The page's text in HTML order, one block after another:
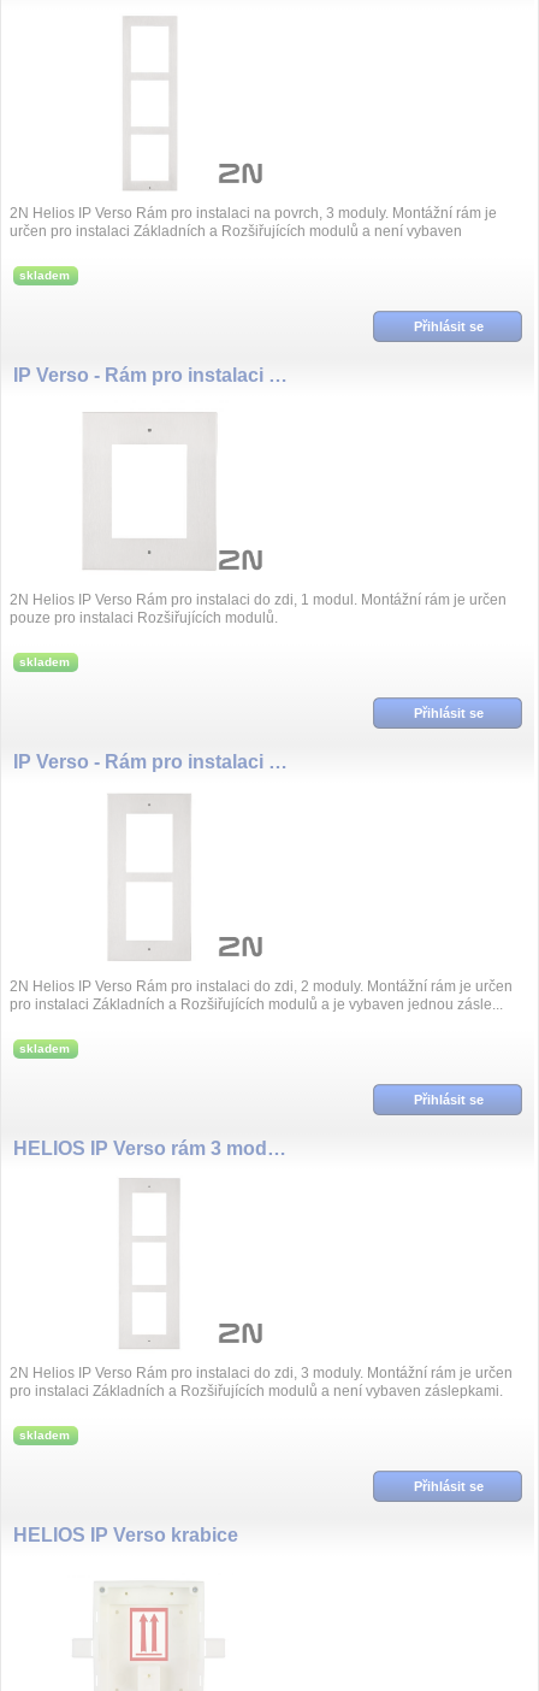
2N Helios IP Verso Rám pro instalaci na povrch, 3 moduly. Montážní rám je
určen pro instalaci Základních a Rozšiřujících modulů a není vybaven
skladem
Přihlásit se
IP Verso - Rám pro instalaci do zdi, 1 modul
2N Helios IP Verso Rám pro instalaci do zdi, 1 modul. Montážní rám je určen
pouze pro instalaci Rozšiřujících modulů.
skladem
Přihlásit se
IP Verso - Rám pro instalaci do zdi, 2 moduly
2N Helios IP Verso Rám pro instalaci do zdi, 2 moduly. Montážní rám je určen
pro instalaci Základních a Rozšiřujících modulů a je vybaven jednou zásle...
skladem
Přihlásit se
HELIOS IP Verso rám 3 moduly do zdi
2N Helios IP Verso Rám pro instalaci do zdi, 3 moduly. Montážní rám je určen
pro instalaci Základních a Rozšiřujících modulů a není vybaven záslepkami.
skladem
Přihlásit se
HELIOS IP Verso krabice